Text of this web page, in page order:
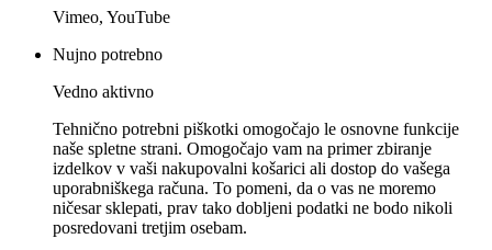
Vimeo, YouTube
Nujno potrebno
Vedno aktivno
Tehnično potrebni piškotki omogočajo le osnovne funkcije
naše spletne strani. Omogočajo vam na primer zbiranje
izdelkov v vaši nakupovalni košarici ali dostop do vašega
uporabniškega računa. To pomeni, da o vas ne moremo
ničesar sklepati, prav tako dobljeni podatki ne bodo nikoli
posredovani tretjim osebam.